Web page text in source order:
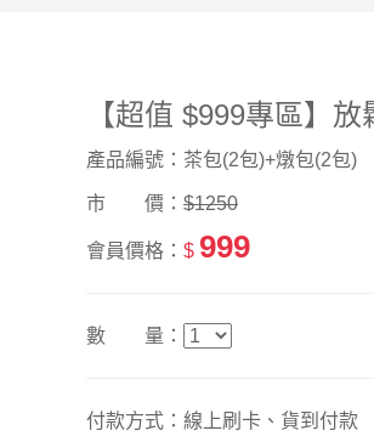
養套組
【超值 $999專區】
產品編號：茶包(2包)+燉包(2包)
市 價： $1250
會員價格： $ 999
數 量：
付款方式：線上刷卡、貨到付款